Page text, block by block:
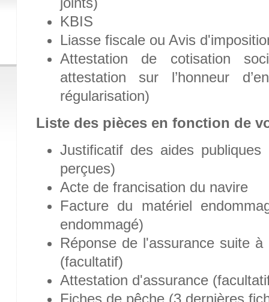
KBIS
Liasse fiscale ou Avis
Attestation de cotisation
attestation sur l’honneur
régularisation)
Liste des pièces en fonction de
Justificatif des aides
perçues)
Acte de francisation du navire
Facture du matériel
endommagé)
Réponse de l'assurance suite
(facultatif)
Attestation d'assurance
Fiches de pêche (3 dernières